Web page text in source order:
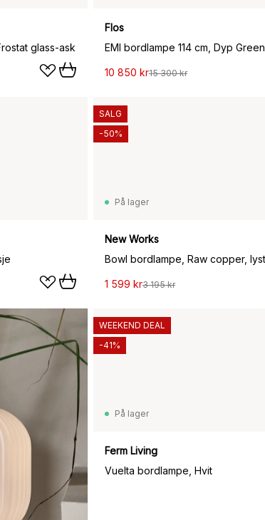
glass-ask
Flos
EMI bordlampe 114 cm, Dyp Green
10 850 kr15 300 kr
På lager
New Works
1 599 kr3 195 kr
SALG
-50%
På lager
Ferm Living
Vuelta bordlampe, Hvit
WEEKEND DEAL
-41%